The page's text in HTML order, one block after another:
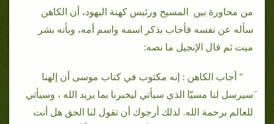
من محاورة بين المسيح ورئيس كهنة اليهود، أن الكاهن
سأله عن نفسه فأجاب بذكر اسمه واسم أمه، وبأنه بشر
ميت ثم قال الإنجيل ما نصه:
" أجاب الكاهن : إنه مكتوب في كتاب موسى أن إلهنا
َسيرسل لنا مسيّا الذي سيأتي ليخبرنا بما يريد الله ، وسيأتي
للعالم برحمة الله. لذلك أرجوك أن تقول لنا الحق هل أنت